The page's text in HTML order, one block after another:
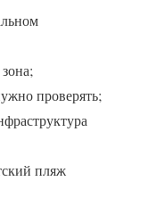
проверять;
пляж